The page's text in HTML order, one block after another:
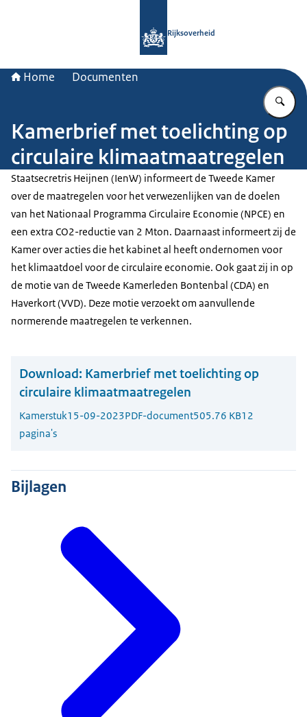
Rijksoverheid
Home Documenten
Kamerbrief met toelichting op
circulaire klimaatmaatregelen
Staatsecretris Heijnen (IenW) informeert de Tweede Kamer
over de maatregelen voor het verwezenlijken van de doelen
van het Nationaal Programma Circulaire Economie (NPCE) en
een extra CO2-reductie van 2 Mton. Daarnaast informeert zij de
Kamer over acties die het kabinet al heeft ondernomen voor
het klimaatdoel voor de circulaire economie. Ook gaat zij in op
de motie van de Tweede Kamerleden Bontenbal (CDA) en
Haverkort (VVD). Deze motie verzoekt om aanvullende
normerende maatregelen te verkennen.
Download: Kamerbrief met toelichting op
circulaire klimaatmaatregelen
Kamerstuk15-09-2023PDF-document505.76 KB12
pagina's
Bijlagen